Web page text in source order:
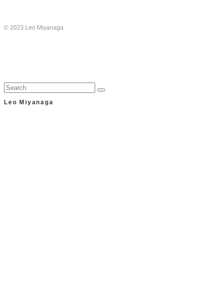
© 2023 Leo Miyanaga
Leo Miyanaga